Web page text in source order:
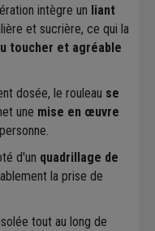
intègre un liant
et sucrière, ce qui la
toucher et agréable
dosée, le rouleau se
une mise en œuvre
d'un quadrillage de
la prise de
tout au long de